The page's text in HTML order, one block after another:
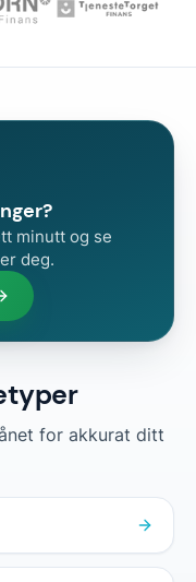
minutt og se
deg.
for akkurat ditt